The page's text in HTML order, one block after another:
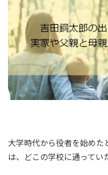
大学時代から役者を始め
は、どこの学校に通ってい